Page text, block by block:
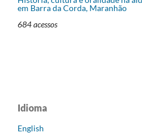
em Barra da Corda, Maranhão
684 acessos
Idioma
English